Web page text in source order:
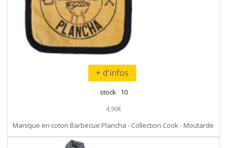
+ d'infos
stock 10
4,90€
Manique en coton Barbecue Plancha - Collection Cook - Moutarde